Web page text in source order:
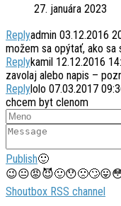
27. januára 2023
Replyadmin 03.12.2016
možem sa opýtať, ako sa
Replykamil 12.12.2016
zavolaj alebo napis –
Replylolo 07.03.2017
chcem byt clenom
Publish🙂
😉😐😡😈🙂😯🙁🙄😛
Shoutbox RSS channel